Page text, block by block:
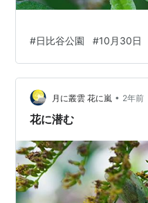
#日比谷公園 #10月30日
月に叢雲 花に嵐 • 2年前
花に潜む